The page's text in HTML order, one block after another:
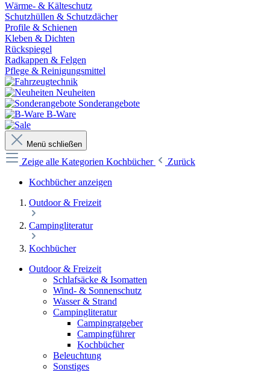
Wärme- & Kälteschutz
Schutzhüllen & Schutzdächer
Profile & Schienen
Kleben & Dichten
Rückspiegel
Radkappen & Felgen
Pflege & Reinigungsmittel
Neuheiten
Sonderangebote
B-Ware
Menü schließen
Zeige alle Kategorien Kochbücher
Zurück
Kochbücher anzeigen
Outdoor & Freizeit
Campingliteratur
Kochbücher
Outdoor & Freizeit
Schlafsäcke & Isomatten
Wind- & Sonnenschutz
Wasser & Strand
Campingliteratur
Campingratgeber
Campingführer
Kochbücher
Beleuchtung
Sonstiges